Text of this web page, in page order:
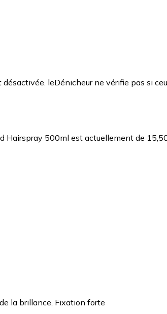
leDénicheur ne vérifie pas si
Hairspray 500ml est actuellement de
la brillance, Fixation forte